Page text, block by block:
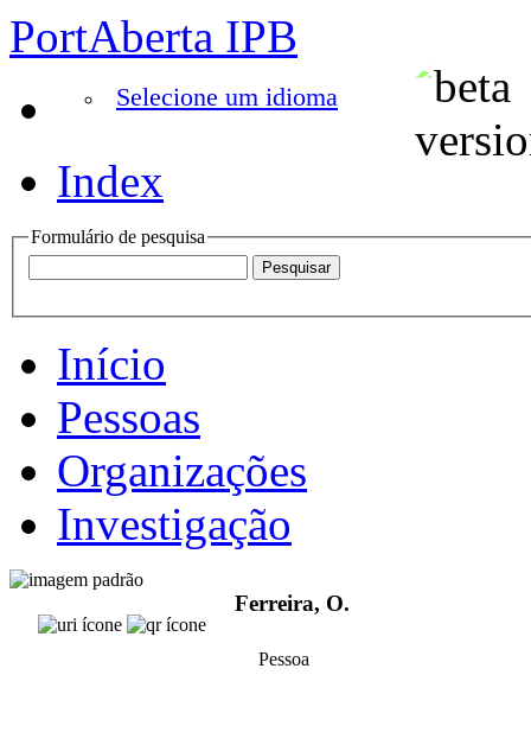
PortAberta IPB
Selecione um idioma
Index
Formulário de pesquisa
Início
Pessoas
Organizações
Investigação
Ferreira, O.
Pessoa